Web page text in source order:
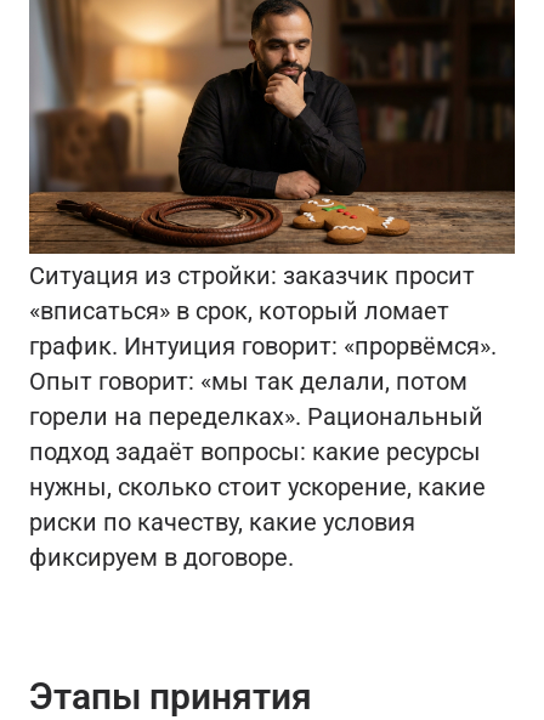
Ситуация из стройки: заказчик просит
«вписаться» в срок, который ломает
график. Интуиция говорит: «прорвёмся».
Опыт говорит: «мы так делали, потом
горели на переделках». Рациональный
подход задаёт вопросы: какие ресурсы
нужны, сколько стоит ускорение, какие
риски по качеству, какие условия
фиксируем в договоре.
Этапы принятия